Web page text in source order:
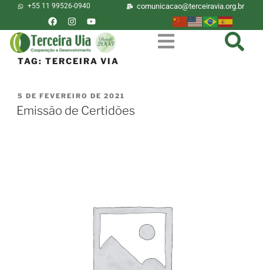
+55 11 99526-0940 comunicacao@terceiravia.org.br
TAG: TERCEIRA VIA
5 DE FEVEREIRO DE 2021
Emissão de Certidões